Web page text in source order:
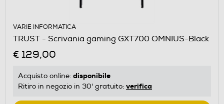
VARIE INFORMATICA
TRUST - Scrivania gaming GXT700 OMNIUS-Black
€ 129,00
Acquisto online: disponibile
Ritiro in negozio in 30' gratuito: verifica